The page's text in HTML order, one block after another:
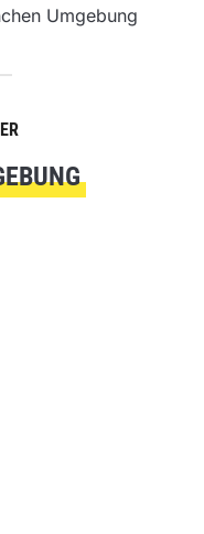
Umgebung